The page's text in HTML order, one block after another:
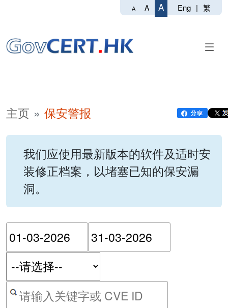
A A A Eng | 繁
主页 保安警报
我们应使用最新版本的软件及适时安
装修正档案，以堵塞已知的保安漏
洞。
请输入搜索日期范围的开
按关键字或 CVE ID 搜寻保安警报